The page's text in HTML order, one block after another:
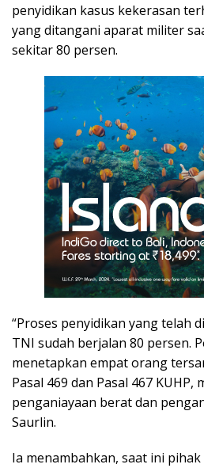
penyidikan kasus kekerasan
yang ditangani aparat militer
sekitar 80 persen.
“Proses penyidikan yang telah
TNI sudah berjalan 80 persen.
menetapkan empat orang
Pasal 469 dan Pasal 467
penganiayaan berat dan
Saurlin.
Ia menambahkan, saat ini